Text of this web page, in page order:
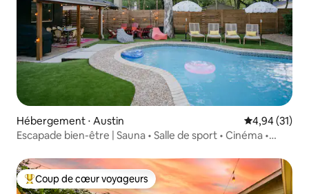
Hébergement ⋅ Austin Évaluation
4,94 (31)
Escapade bien-être | Sauna • Salle de sport • Cinéma •
Coups de cœur voyageurs les plus appréciés
Coup de cœur voyageurs